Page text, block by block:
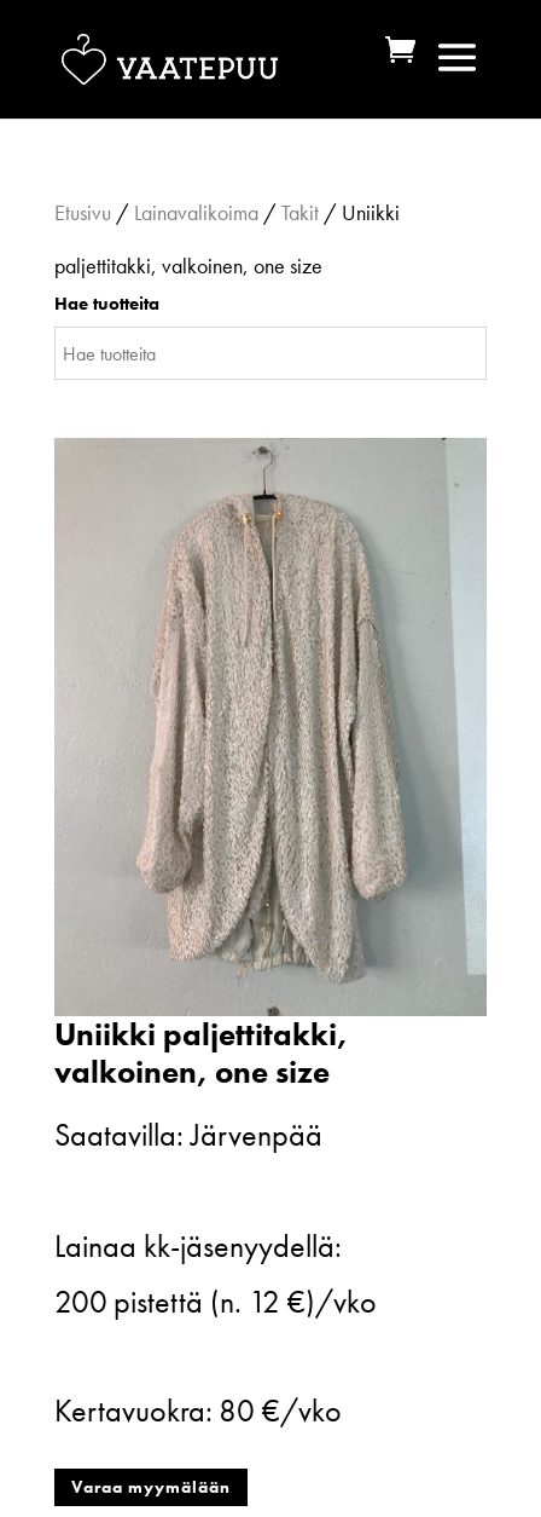
Etusivu / Lainavalikoima/Takit/ Uniikki
paljettitakki, valkoinen, one size
Hae tuotteita
Uniikki paljettitakki,
valkoinen, one size
Saatavilla: Järvenpää
paljettitakki,
valkoinen,
size
määrä
Lainaa kk-jäsenyydellä:
200 pistettä (n. 12 €)/vko
Kertavuokra: 80 €/vko
Varaa myymälään